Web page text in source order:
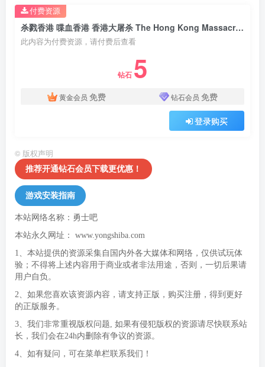
杀戮香港 喋血香港 香港大屠杀 The Hong Kong Massacre v1.04a版 集成全DLC 官方英文
此内容为付费资源，请付费后查看
钻石 5
黄金会员 免费 钻石会员 免费
登录购买
付费资源
© 版权声明
推荐开通钻石会员下载更优惠！
游戏安装指南
本站网络名称：勇士吧
本站永久网址： www.yongshiba.com
1、本站提供的资源采集自国内外各大媒体和网络，仅供试玩体
验；不得将上述内容用于商业或者非法用途，否则，一切后果请
用户自负。
2、如果您喜欢该资源内容，请支持正版，购买注册，得到更好
的正版服务。
3、我们非常重视版权问题, 如果有侵犯版权的资源请尽快联系站
长，我们会在24h内删除有争议的资源。
4、如有疑问，可在菜单栏联系我们！